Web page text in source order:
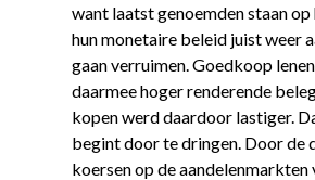
want laatst genoemden staan
hun monetaire beleid juist weer
gaan verruimen. Goedkoop
daarmee hoger renderende
kopen werd daardoor lastiger.
begint door te dringen. Door de
koersen op de aandelenmarkten